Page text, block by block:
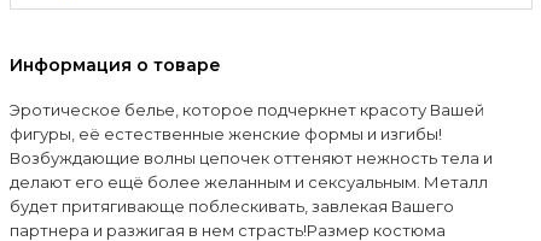
Информация о товаре
Эротическое белье, которое подчеркнет красоту Вашей
фигуры, её естественные женские формы и изгибы!
Возбуждающие волны цепочек оттеняют нежность тела и
делают его ещё более желанным и сексуальным. Металл
будет притягивающе поблескивать, завлекая Вашего
партнера и разжигая в нем страсть!Размер костюма